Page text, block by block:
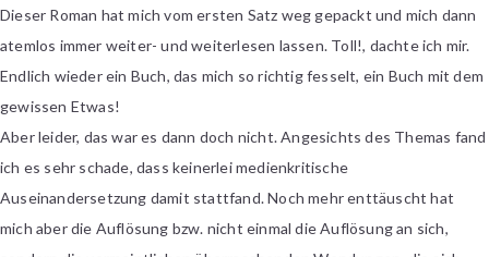
Dieser Roman hat mich vom ersten Satz weg gepackt und mich dann
atemlos immer weiter- und weiterlesen lassen. Toll!, dachte ich mir.
Endlich wieder ein Buch, das mich so richtig fesselt, ein Buch mit dem
gewissen Etwas!
Aber leider, das war es dann doch nicht. Angesichts des Themas fand
ich es sehr schade, dass keinerlei medienkritische
Auseinandersetzung damit stattfand. Noch mehr enttäuscht hat
mich aber die Auflösung bzw. nicht einmal die Auflösung an sich,